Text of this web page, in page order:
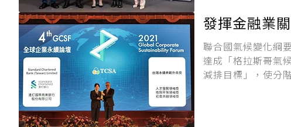
發揮金融業
聯合國氣候變化綱
達成「格拉斯哥氣
減排目標」，使分